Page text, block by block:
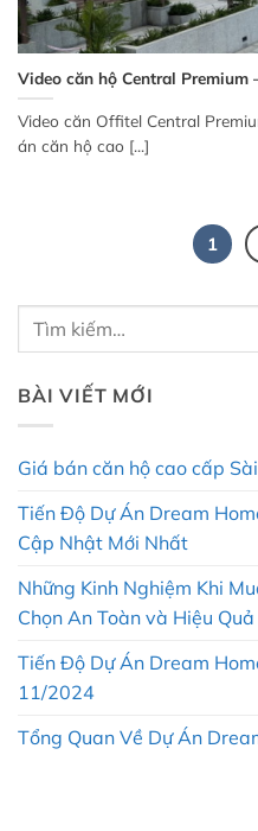
Video căn hộ Central Premium
Video căn Offitel Central
án căn hộ cao [...]
1
BÀI VIẾT MỚI
Giá bán căn hộ cao cấp
Tiến Độ Dự Án Dream
Cập Nhật Mới Nhất
Những Kinh Nghiệm Khi
Chọn An Toàn và Hiệu Quả
Tiến Độ Dự Án Dream
11/2024
Tổng Quan Về Dự Án